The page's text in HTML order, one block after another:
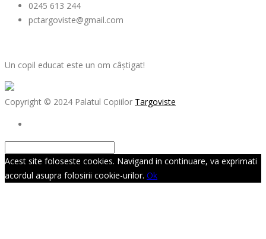
0245 613 244
pctargoviste@gmail.com
Un copil educat este un om câștigat!
Copyright © 2024 Palatul Copiilor Targoviste
Acest site foloseste cookies. Navigand in continuare, va exprimati
acordul asupra folosirii cookie-urilor. Ok